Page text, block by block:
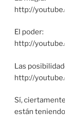
http://
El poder:
http://
Las
http://
Sí,
están